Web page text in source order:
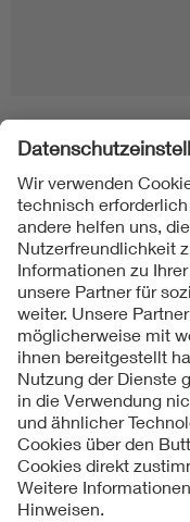
Folgen Sie uns
Kontakte
Service
Impressum
Datenschutzinformationen